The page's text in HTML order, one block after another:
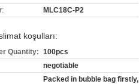
MLC18C-P2
koşulları:
Quantity: 100pcs
negotiable
Packed in bubble bag firstly,